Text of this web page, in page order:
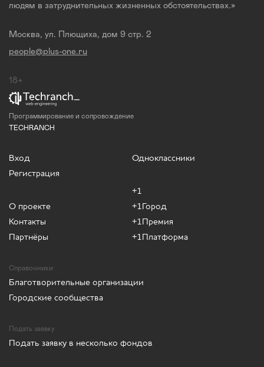
людям в затруднительных жизненных обстоятельствах.»
Москва, ул. Плющиха, дом 9 стр. 2
people@plus-one.ru
18+
Программирование и сопровождение
TECHRANCH
Вход
Регистрация
О проекте
Контакты
Партнёры
Одноклассники
+1
+1Город
+1Премия
+1Платформа
Справочники
Благотворительные организации
Городские сообщества
Подать заявку
Подать заявку в несколько фондов